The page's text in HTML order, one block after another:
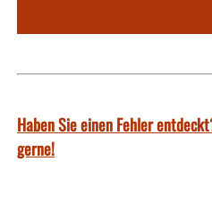
Haben Sie einen Fehler
gerne!